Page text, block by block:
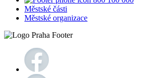
Městské části
Městské organizace